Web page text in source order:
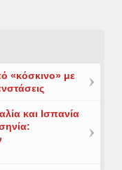
«κόσκινο» με
και Ισπανία